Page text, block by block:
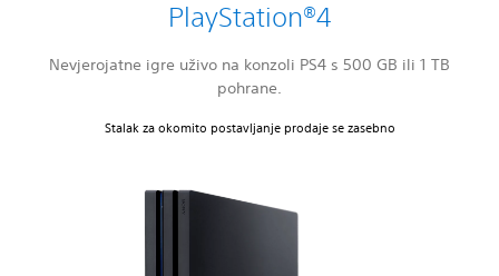
PlayStation®4
Nevjerojatne igre uživo na konzoli PS4 s 500 GB ili 1 TB
pohrane.
Stalak za okomito postavljanje prodaje se zasebno